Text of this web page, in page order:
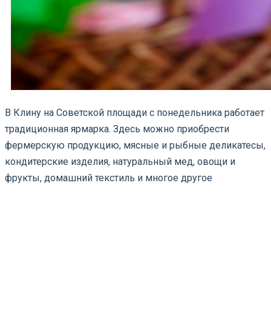
В Клину на Советской площади с понедельника работает
традиционная ярмарка. Здесь можно приобрести
фермерскую продукцию, мясные и рыбные деликатесы,
кондитерские изделия, натуральный мед, овощи и
фрукты, домашний текстиль и многое другое